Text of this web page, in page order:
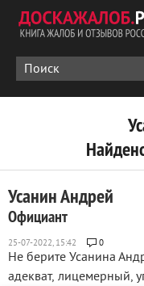
Усанин Андрей
Официант
0
Не берите Усанина
адекват, лицемерный,